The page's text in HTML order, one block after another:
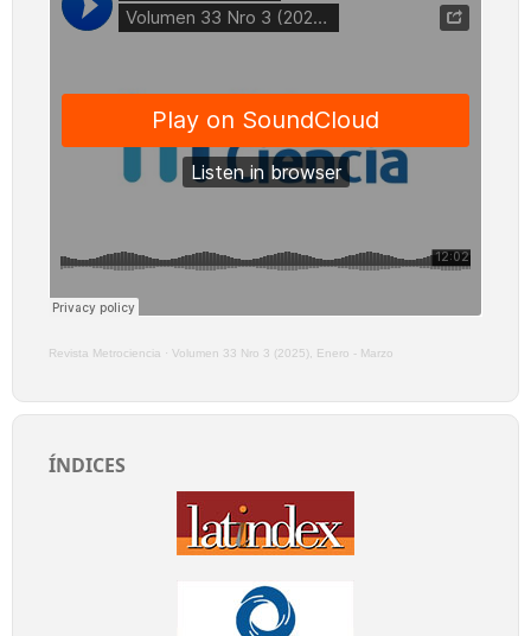
Revista Metrociencia · Volumen 33 Nro 3 (2025), Enero - Marzo
ÍNDICES